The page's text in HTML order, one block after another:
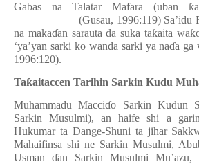
Gabas na Talatar Mafara (uban ƙ
(Gusau, 1996:119) Sa’idu
na makaɗan sarauta da suka taƙaita waƙ
‘ya’yan sarki ko wanda sarki ya naɗa ga
1996:120).
Taƙaitaccen Tarihin Sarkin Kudu
Muhammadu Macciɗo Sarkin Kudun
Sarkin Musulmi), an haife shi a
Hukumar ta Dange-Shuni ta jihar
Mahaifinsa shi ne Sarkin Musulmi,
Usman ɗan Sarkin Musulmi Mu’azu,